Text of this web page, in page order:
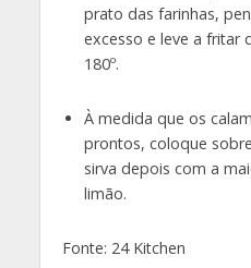
prato das farinhas,
excesso e leve a fritar
180º.
À medida que os
prontos, coloque
sirva depois com a
limão.
Fonte: 24 Kitchen